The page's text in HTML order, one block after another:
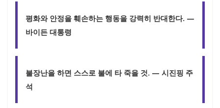
평화와 안정을 훼손하는 행동을 강력히 반대한다. —
바이든 대통령
불장난을 하면 스스로 불에 타 죽을 것. — 시진핑 주
석